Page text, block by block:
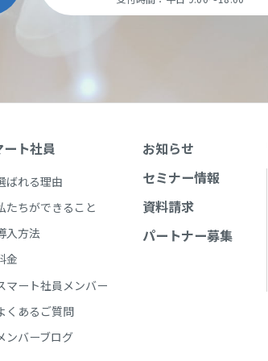
ート社員
ばれる理由
たちができること
入方法
金
マート社員メンバー
くあるご質問
ンバーブログ
お知らせ
セミナー情報
資料請求
パートナー募集